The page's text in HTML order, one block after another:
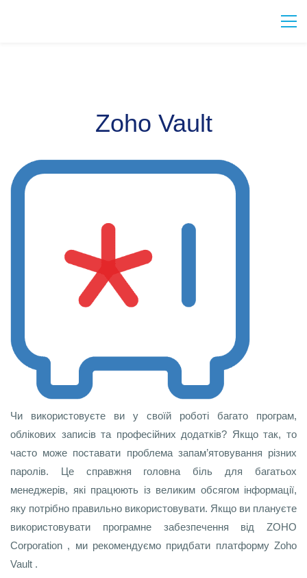
Zoho Vault
Чи використовуєте ви у своїй роботі багато програм,
облікових записів та професійних додатків? Якщо так, то
часто може поставати проблема запам’ятовування різних
паролів. Це справжня головна біль для багатьох
менеджерів, які працюють із великим обсягом інформації,
яку потрібно правильно використовувати. Якщо ви плануєте
використовувати програмне забезпечення від ZOHO
Corporation , ми рекомендуємо придбати платформу Zoho
Vault .